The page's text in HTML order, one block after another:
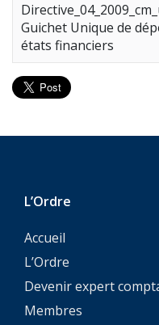
Guichet Unique de
états financiers
L’Ordre
Accueil
L’Ordre
Devenir expert
Membres